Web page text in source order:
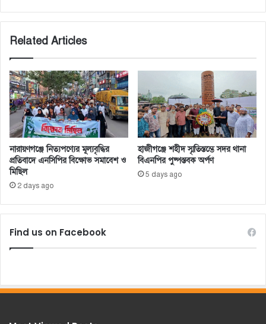
Related Articles
নারায়ণগঞ্জে নিত্যপণ্যের মূল্যবৃদ্ধির
প্রতিবাদে এনসিপির বিক্ষোভ সমাবেশ ও
মিছিল
2 days ago
হাজীগঞ্জে শহীদ স্মৃতিস্তম্ভে সদর থানা
বিএনপির পুষ্পস্তবক অর্পণ
5 days ago
Find us on Facebook